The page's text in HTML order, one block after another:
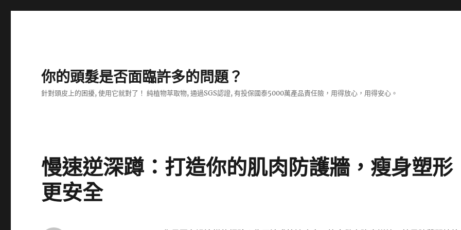
你的頭髮是否面臨許多的問題？
針對頭皮上的困擾, 使用它就對了！ 純植物萃取物, 通過SGS認證, 有投保國泰5000萬產品責任險，用得放心，用得安心。
慢速逆深蹲：打造你的肌肉防護牆，瘦身塑形
更安全